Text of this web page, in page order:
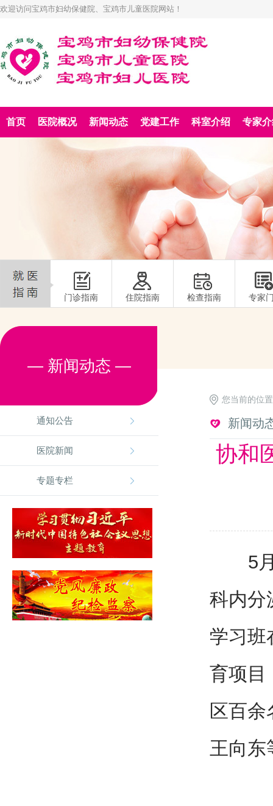
欢迎访问宝鸡市妇幼保健院、宝鸡市儿童医院网站！
首页 医院概况 新闻动态 党建工作 科室介绍 专家
门诊指南 住院指南 检查指南 专家
— 新闻动态 —
通知公告
医院新闻
专题专栏
您当前的位
成功举办
新闻动
协和
5月
科内分
学习班
育项目
区百
王向东